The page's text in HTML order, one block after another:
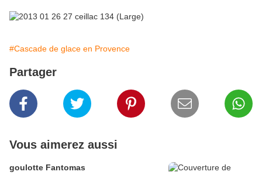
#Cascade de glace en Provence
Partager
Vous aimerez aussi
goulotte Fantomas